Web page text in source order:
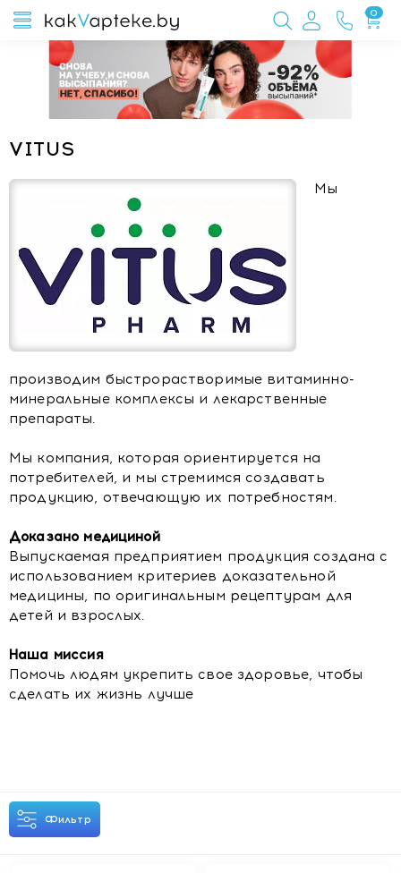
0
VITUS
Мы
производим быстрорастворимые витаминно-
минеральные комплексы и лекарственные
препараты.
Мы компания, которая ориентируется на
потребителей, и мы стремимся создавать
продукцию, отвечающую их потребностям.
Доказано медициной
Выпускаемая предприятием продукция создана с
использованием критериев доказательной
медицины, по оригинальным рецептурам для
детей и взрослых.
Наша миссия
Помочь людям укрепить свое здоровье, чтобы
сделать их жизнь лучше
Фильтр